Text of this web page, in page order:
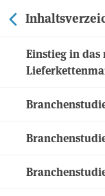
Einstieg in